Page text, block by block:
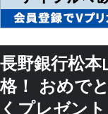
長野銀行松本
格！ おめで
くプレゼン